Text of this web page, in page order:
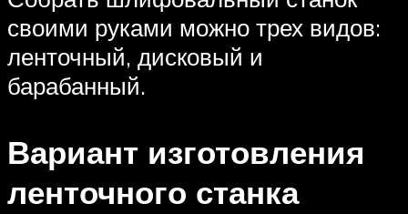
своими руками можно трех видов:
ленточный, дисковый и
барабанный.
Вариант изготовления
ленточного станка